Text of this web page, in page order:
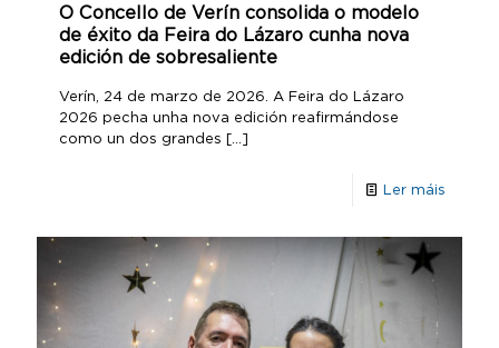
O Concello de Verín consolida o modelo
de éxito da Feira do Lázaro cunha nova
edición de sobresaliente
Verín, 24 de marzo de 2026. A Feira do Lázaro
2026 pecha unha nova edición reafirmándose
como un dos grandes […]
Ler máis